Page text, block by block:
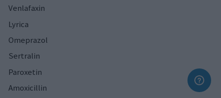
Venlafaxin
Lyrica
Omeprazol
Sertralin
Paroxetin
Amoxicillin